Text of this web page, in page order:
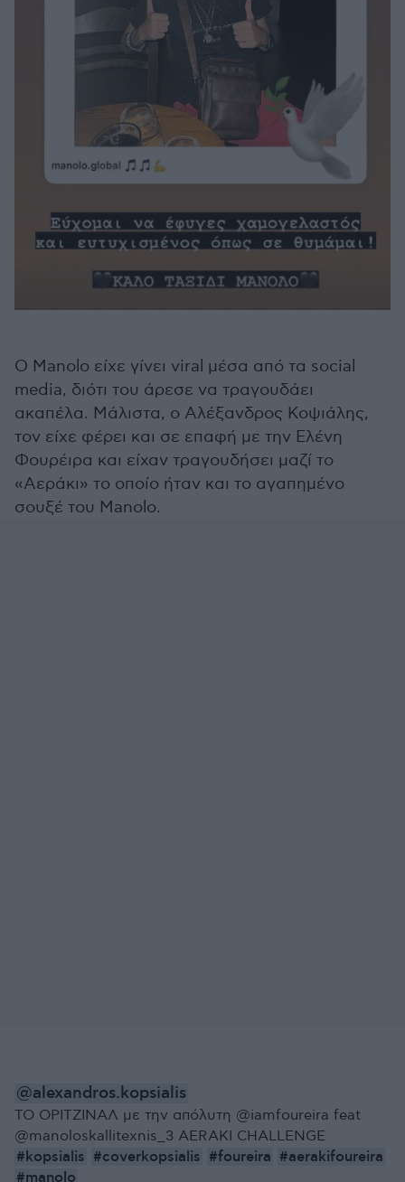
Ο Manolo είχε γίνει viral μέσα από τα social
media, διότι του άρεσε να τραγουδάει
ακαπέλα. Mάλιστα, ο Αλέξανδρος Κοψιάλης,
τον είχε φέρει και σε επαφή με την Ελένη
Φουρέιρα και είχαν τραγουδήσει μαζί το
«Αεράκι» το οποίο ήταν και το αγαπημένο
σουξέ του Manolo.
@alexandros.kopsialis
ΤΟ ΟΡΙΤΖΙΝΑΛ με την απόλυτη @iamfoureira feat
@manoloskallitexnis_3 AERAKI CHALLENGE
#kopsialis #coverkopsialis #foureira #aerakifoureira
#manolo